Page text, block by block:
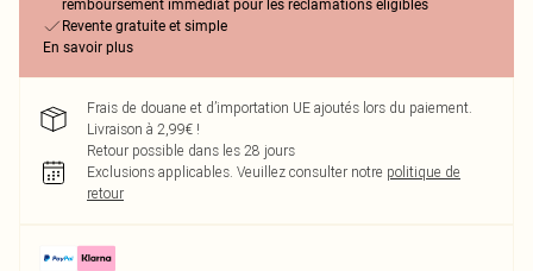
remboursement immédiat pour les réclamations éligibles
Revente gratuite et simple
En savoir plus
Frais de douane et d’importation UE ajoutés lors du paiement.
Livraison à 2,99€ !
Retour possible dans les 28 jours
Exclusions applicables. Veuillez consulter notre politique de
retour